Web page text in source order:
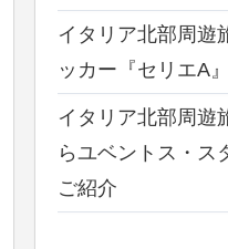
イタリア北部周
ッカー『セリエA
イタリア北部周
らユベントス・ス
ご紹介